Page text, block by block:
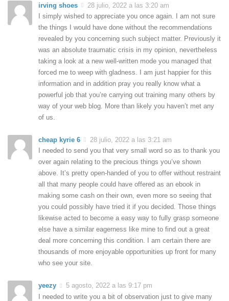
irving shoes
28 julio, 2022 a las 3:20 am
I simply wished to appreciate you once again. I am not sure
the things I would have done without the recommendations
revealed by you concerning such subject matter. Previously it
was an absolute traumatic crisis in my opinion, nevertheless
taking a look at a new well-written mode you managed that
forced me to weep with gladness. I am just happier for this
information and in addition pray you really know what a
powerful job that you’re carrying out training many others by
way of your web blog. More than likely you haven’t met any
of us.
cheap kyrie 6
28 julio, 2022 a las 3:21 am
I needed to send you that very small word so as to thank you
over again relating to the precious things you’ve shown
above. It’s pretty open-handed of you to offer without restraint
all that many people could have offered as an ebook in
making some cash on their own, even more so seeing that
you could possibly have tried it if you decided. Those things
likewise acted to become a easy way to fully grasp someone
else have a similar eagerness like mine to find out a great
deal more concerning this condition. I am certain there are
thousands of more enjoyable opportunities up front for many
who see your site.
yeezy
5 agosto, 2022 a las 9:17 pm
I needed to write you a bit of observation just to give many